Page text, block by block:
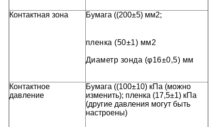
Контактная зона Бумага ((200±5) мм2;
пленка (50±1) мм2
Диаметр зонда (φ16±0,5) мм
Контактное
давление
Бумага ((100±10) кПа (можно
изменить); пленка (17,5±1) кПа
(другие давления могут быть
настроены)